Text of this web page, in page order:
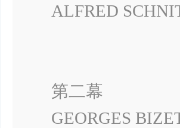
ALFRED
第二幕
GEORGES